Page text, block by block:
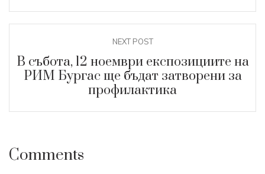
NEXT POST
В събота, 12 ноември експозициите на
РИМ Бургас ще бъдат затворени за
профилактика
Comments